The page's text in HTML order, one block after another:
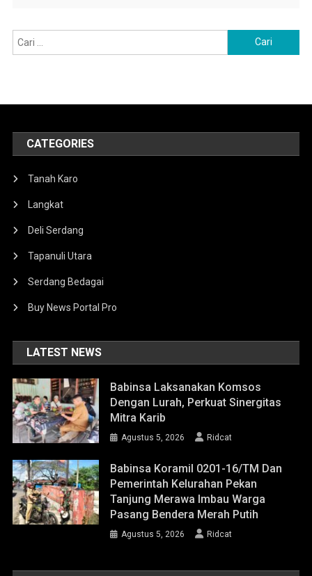
untuk:
CATEGORIES
Tanah Karo
Langkat
Deli Serdang
Tapanuli Utara
Serdang Bedagai
Buy News Portal Pro
LATEST NEWS
Babinsa Laksanakan Komsos
Dengan Lurah, Perkuat Sinergitas
Mitra Karib
Agustus 5, 2026 Ridcat
Babinsa Koramil 0201-16/TM Dan
Pemerintah Kelurahan Pekan
Tanjung Merawa Imbau Warga
Pasang Bendera Merah Putih
Agustus 5, 2026 Ridcat